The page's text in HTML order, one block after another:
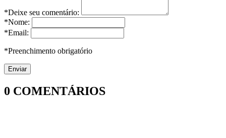
*Deixe seu comentário:
*Nome:
*Email:
*Preenchimento obrigatório
0 COMENTÁRIOS